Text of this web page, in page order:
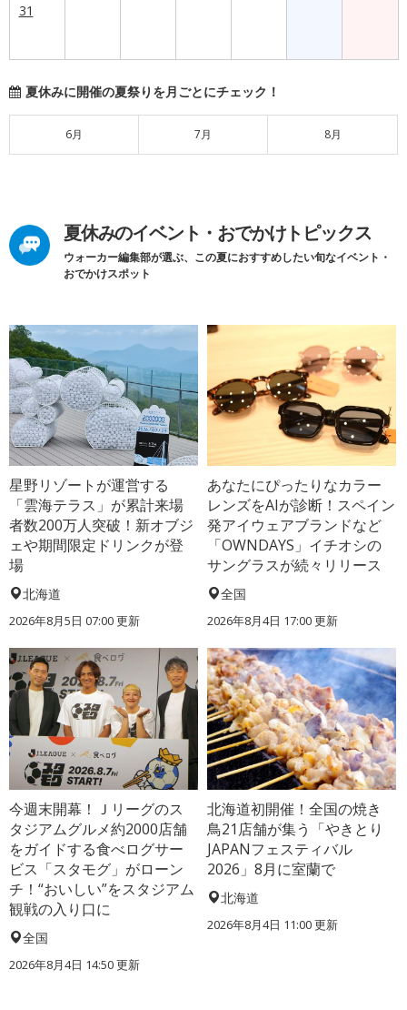
31
夏休みに開催の夏祭りを月ごとにチェック！
6月 7月 8月
夏休みのイベント・おでかけトピックス
ウォーカー編集部が選ぶ、この夏におすすめしたい旬なイベント・
おでかけスポット
星野リゾートが運営する
「雲海テラス」が累計来場
者数200万人突破！新オブジ
ェや期間限定ドリンクが登
場
北海道
2026年8月5日 07:00更新
あなたにぴったりなカラー
レンズをAIが診断！スペイン
発アイウェアブランドなど
「OWNDAYS」イチオシの
サングラスが続々リリース
全国
2026年8月4日 17:00更新
今週末開幕！Ｊリーグのス
タジアムグルメ約2000店舗
をガイドする食べログサー
ビス「スタモグ」がローン
チ！“おいしい”をスタジアム
観戦の入り口に
全国
2026年8月4日 14:50更新
北海道初開催！全国の焼き
鳥21店舗が集う「やきとり
JAPANフェスティバル
2026」8月に室蘭で
北海道
2026年8月4日 11:00更新